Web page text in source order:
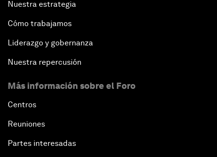
Nuestra estrategia
Cómo trabajamos
Liderazgo y gobernanza
Nuestra repercusión
Más información sobre el Foro
Centros
Reuniones
Partes interesadas